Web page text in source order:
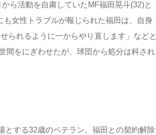
ら活動を自粛していたMF福田晃斗(32)と
女性トラブルが報じられた福田は、自身
られるように一からやり直します」などと
間をにぎわせたが、球団から処分は科され
する32歳のベテラン、福田との契約解除